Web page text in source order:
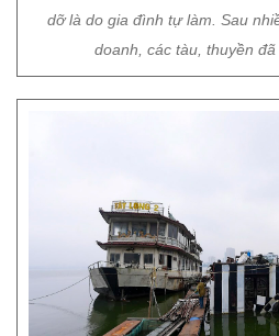
dỡ là do gia đình tự làm. Sau
doanh, các tàu, thuyền